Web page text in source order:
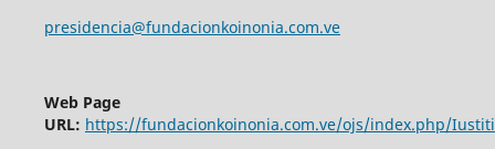
presidencia@fundacionkoinonia.com.ve
Web Page
URL: https://fundacionkoinonia.com.ve/ojs/index.php/